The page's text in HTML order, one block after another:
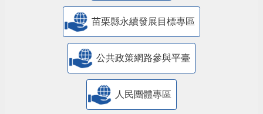
苗栗縣永續發展目標專區
公共政策網路參與平臺
人民團體專區